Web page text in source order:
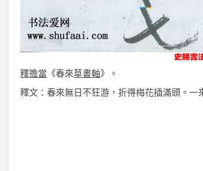
釋擔當 《春來草書軸》。
釋文：春來無日不狂游，折得梅花插滿頭。一